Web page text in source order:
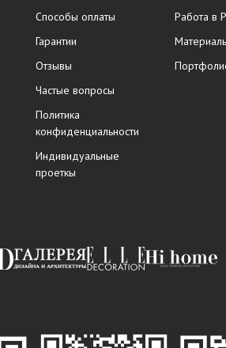
Способы оплаты
Гарантии
Отзывы
Частые вопросы
Политика
конфиденциальности
Индивидуальные
проеткы
Работа в